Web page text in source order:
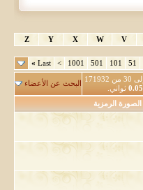
V
W
X
Y
Z
51
101
501
1001
>
Last
»
0.05 ثواني.
البحث عن الأعضاء
الصورة الرمزية